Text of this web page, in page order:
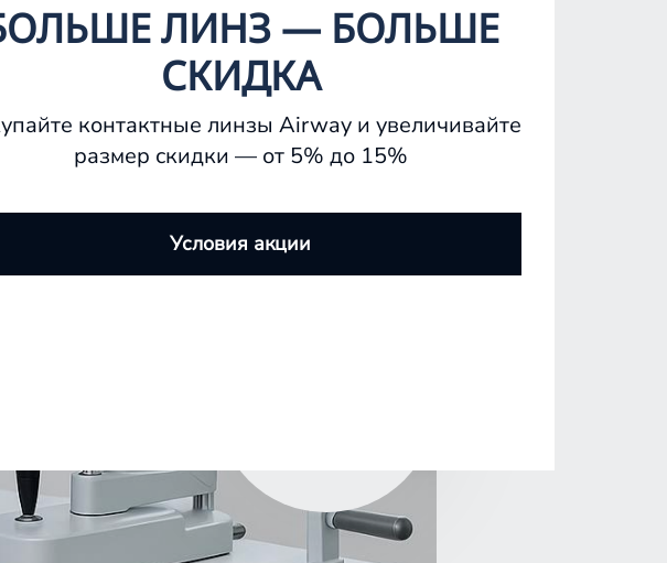
ЛИНЗ — БОЛЬШЕ
СКИДКА
контактные линзы Airway и увеличивайте
размер скидки — от 5% до 15%
Условия акции